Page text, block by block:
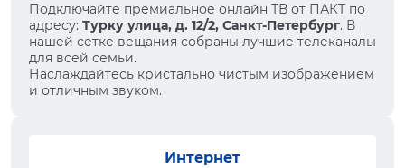
Подключайте премиальное онлайн ТВ от ПАКТ по
адресу: Турку улица, д. 12/2, Санкт-Петербург. В
нашей сетке вещания собраны лучшие телеканалы
для всей семьи.
Наслаждайтесь кристально чистым изображением
и отличным звуком.
Интернет